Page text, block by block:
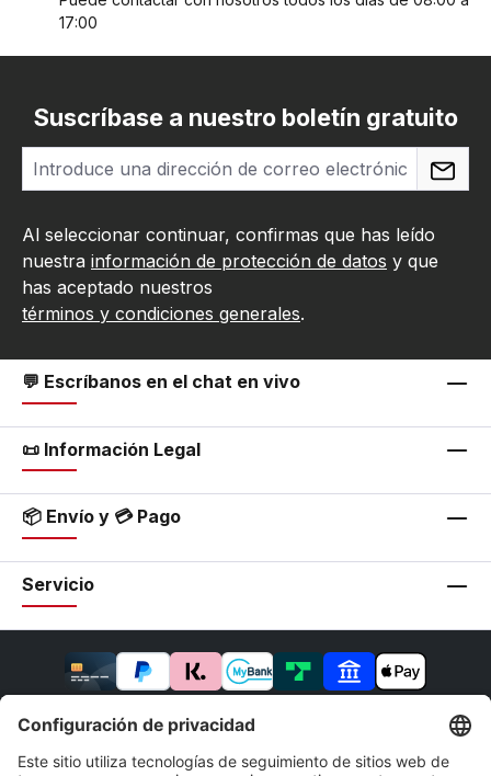
17:00
Suscríbase a nuestro boletín gratuito
Al seleccionar continuar, confirmas que has leído
nuestra información de protección de datos y que
has aceptado nuestros
términos y condiciones generales.
💬 Escríbanos en el chat en vivo
📜 Información Legal
📦 Envío y 💳 Pago
Servicio
* Todos los precios incluyen IVA más
los posibles gastos de envío, salvo que se indique lo